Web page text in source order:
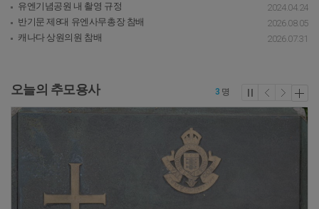
유엔기념공원 내 촬영 규정
2024.04.24
반기문 제8대 유엔사무총장 참배
2026.08.05
캐나다 상원의원 참배
2026.07.31
오늘의 추모용사 3 명